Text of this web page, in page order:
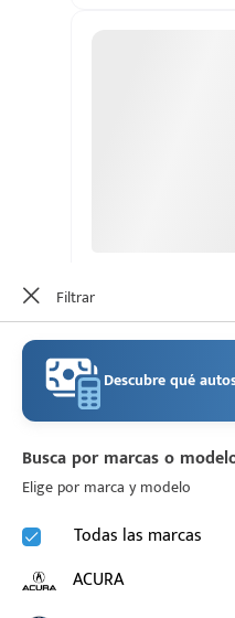
Filtrar
Descubre qué
Busca por marcas o
Elige por marca y modelo
Todas las marcas
ACURA